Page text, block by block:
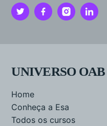
UNIVERSO OAB
Home
Conheça a Esa
Todos os cursos